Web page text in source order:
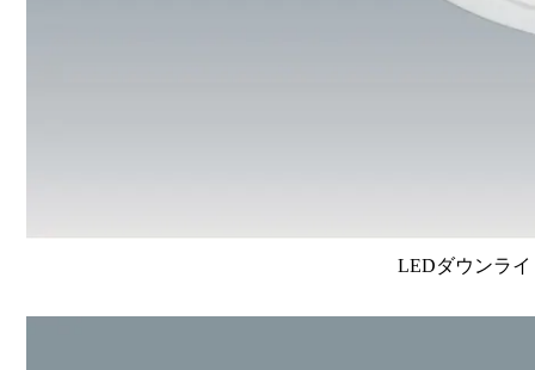
LEDダウンラ